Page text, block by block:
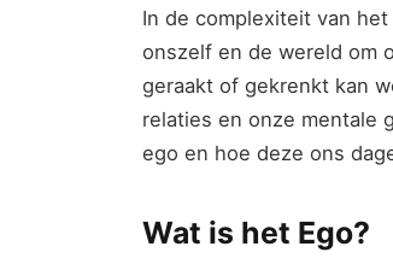
In de complexiteit van
onszelf en de wereld om
geraakt of gekrenkt kan
relaties en onze mentale
ego en hoe deze ons
Wat is het Ego?